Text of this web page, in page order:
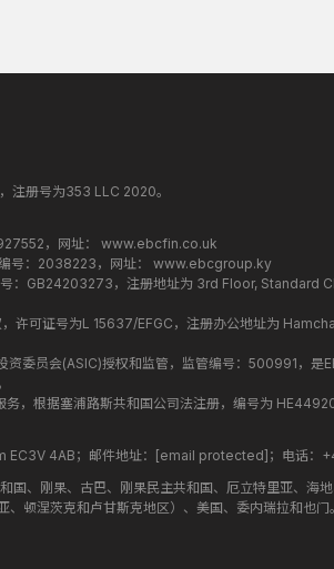
注册号为353 LLC 2020。
，网址： www.ebcfin.co.uk
号：2038223，网址： www.ebcgroup.ky
：GB24203273，注册地址为 3rd Floor,
许可证号为L 15637/EFGC，注册办公地址为
员会(ASIC)授权和监管，监管编号：500991，是
，根据塞浦路斯共和国公司法注册，编号为
4AB；邮件地址： [email protected] ；电话：
、刚果、古巴、刚果民主共和国、厄立特里亚、海
顿涅茨克和卢甘斯克地区）、美国、委内瑞拉和也门